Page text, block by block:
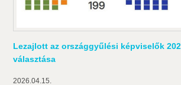
Lezajlott az országgyűlési képviselők
választása
2026.04.15.